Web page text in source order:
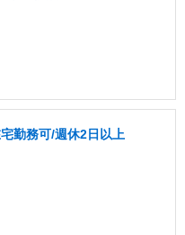
勤務可/週休2日以上